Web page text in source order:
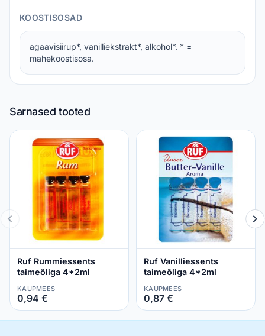
KOOSTISOSAD
agaavisiirup*, vanilliekstrakt*, alkohol*. * =
mahekoostisosa.
Sarnased tooted
Ruf Rummiessents
taimeõliga 4*2ml
KAUPMEES
0,94 €
Ruf Vanilliessents
taimeõliga 4*2ml
KAUPMEES
0,87 €